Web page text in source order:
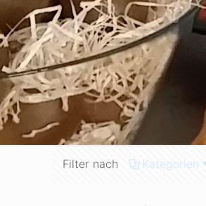
Filter nach Kategorien